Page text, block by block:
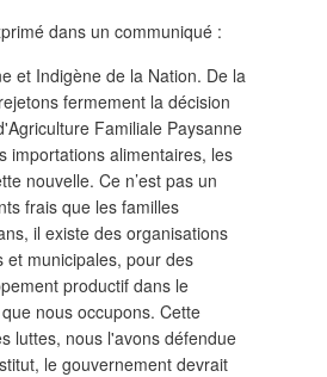
dans un communiqué :
et Indigène de la Nation. De la
fermement la décision
Familiale Paysanne
importations alimentaires, les
nouvelle. Ce n’est pas un
frais que les familles
il existe des organisations
et municipales, pour des
productif dans le
nous occupons. Cette
luttes, nous l'avons défendue
le gouvernement devrait